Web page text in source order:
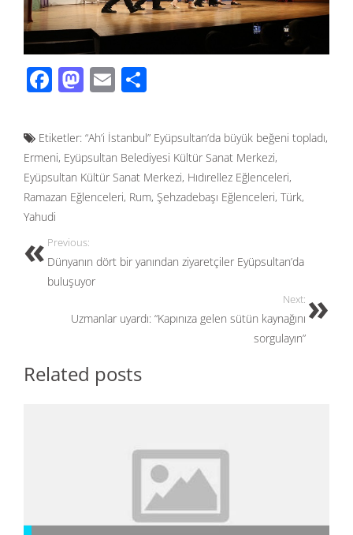
F
e
b
o
o
k
M
to
d
o
n
E
ail ar
e
Etiketler: “Ah’i İstanbul” Eyüpsultan’da büyük beğeni topladı,
Ermeni, Eyüpsultan Belediyesi Kültür Sanat Merkezi,
Eyüpsultan Kültür Sanat Merkezi, Hıdırellez Eğlenceleri,
Ramazan Eğlenceleri, Rum, Şehzadebaşı Eğlenceleri, Türk,
Yahudi
Previous:
Dünyanın dört bir yanından ziyaretçiler Eyüpsultan’da
buluşuyor
Next:
Uzmanlar uyardı: “Kapınıza gelen sütün kaynağını
sorgulayın”
Related posts